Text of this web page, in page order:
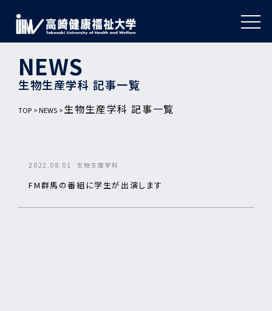
NEWS
生物生産学科 記事一覧
TOP NEWS 生物生産学科 記事一覧
2022.08.01 生物生産学科
FM群馬の番組に学生が出演します